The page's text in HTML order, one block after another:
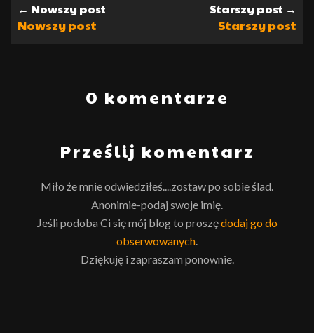
← Nowszy post
Nowszy post
Starszy post →
Starszy post
0 komentarze
Prześlij komentarz
Miło że mnie odwiedziłeś....zostaw po sobie ślad.
Anonimie-podaj swoje imię.
Jeśli podoba Ci się mój blog to proszędodaj go do
obserwowanych.
Dziękuję i zapraszam ponownie.